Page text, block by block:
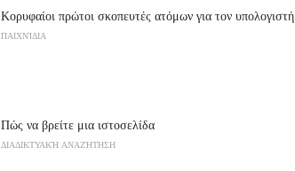
Κορυφαίοι πρώτοι σκοπευτές ατόμων για τον υπολογιστή
ΠΑΙΧΝΊΔΙΑ
Πώς να βρείτε μια ιστοσελίδα
ΔΙΑΔΙΚΤΥΑΚΉ ΑΝΑΖΉΤΗΣΗ